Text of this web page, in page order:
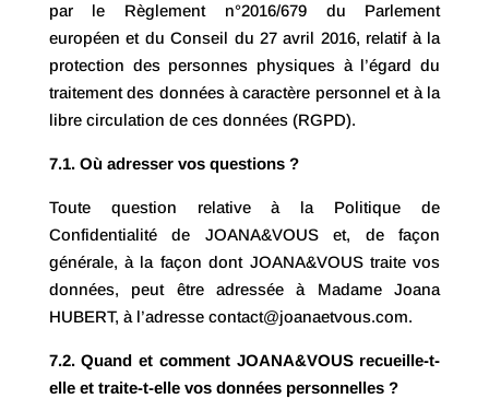
par le Règlement n°2016/679 du Parlement
européen et du Conseil du 27 avril 2016, relatif à la
protection des personnes physiques à l’égard du
traitement des données à caractère personnel et à la
libre circulation de ces données (RGPD).
7.1. Où adresser vos questions ?
Toute question relative à la Politique de
Confidentialité de JOANA&VOUS et, de façon
générale, à la façon dont JOANA&VOUS traite vos
données, peut être adressée à Madame Joana
HUBERT, à l’adresse contact@joanaetvous.com.
7.2. Quand et comment JOANA&VOUS recueille-t-
elle et traite-t-elle vos données personnelles ?